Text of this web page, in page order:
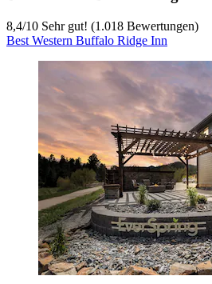
8,4/10 Sehr gut! (1.018 Bewertungen)
Best Western Buffalo Ridge Inn